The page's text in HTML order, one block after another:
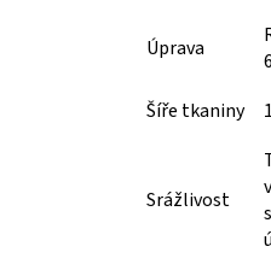
Úprava
Šíře tkaniny
Srážlivost